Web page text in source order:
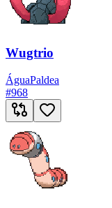
Wugtrio
ÁguaPaldea
#968